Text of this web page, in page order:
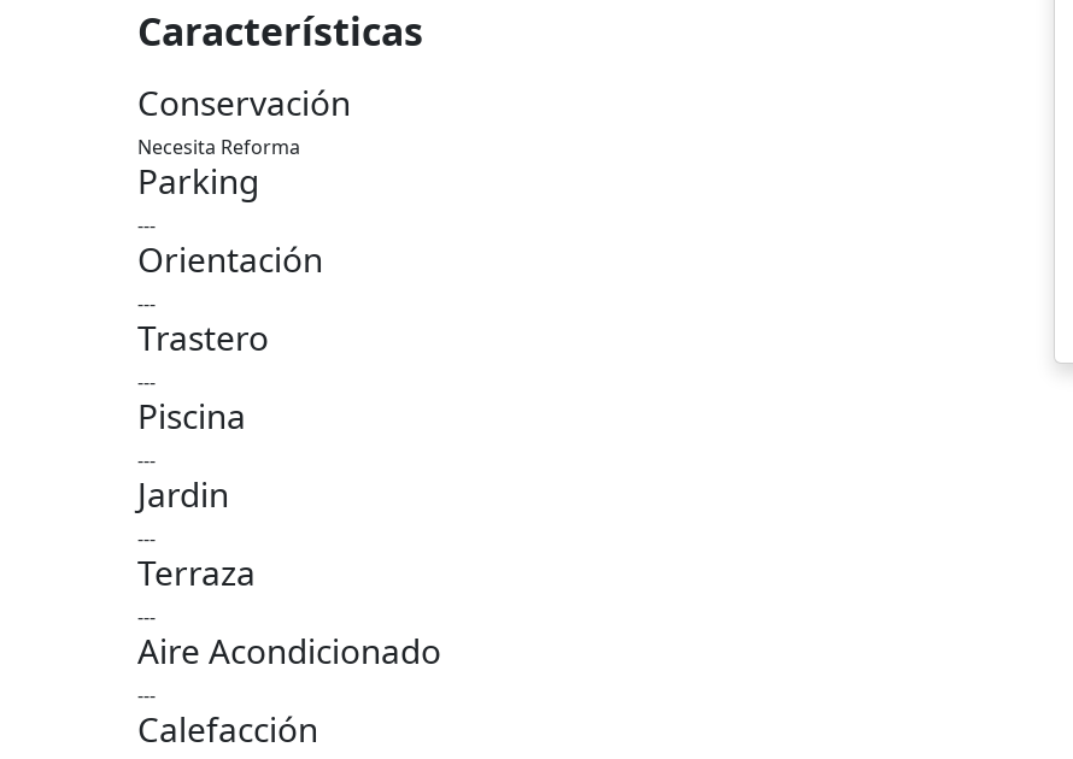
Características
Conservación
Necesita Reforma
Parking
---
Orientación
---
Trastero
---
Piscina
---
Jardin
---
Terraza
---
Aire Acondicionado
---
Calefacción